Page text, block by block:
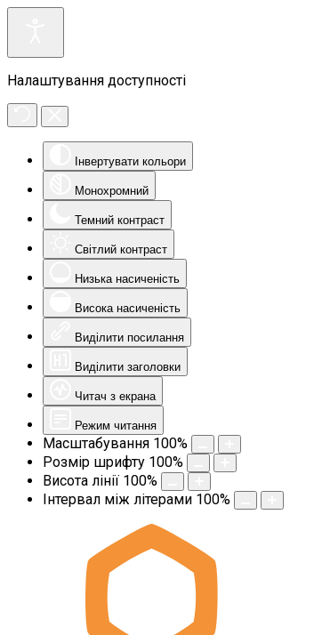
Налаштування доступності
Інвертувати кольори
Монохромний
Темний контраст
Світлий контраст
Низька насиченість
Висока насиченість
Виділити посилання
Виділити заголовки
Читач з екрана
Режим читання
Масштабування 100%
Розмір шрифту 100%
Висота лінії 100%
Інтервал між літерами 100%